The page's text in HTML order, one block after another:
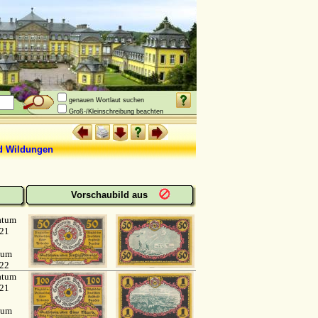
genauen Wortlaut suchen
Groß-/Kleinschreibung beachten
Vorschaubild aus